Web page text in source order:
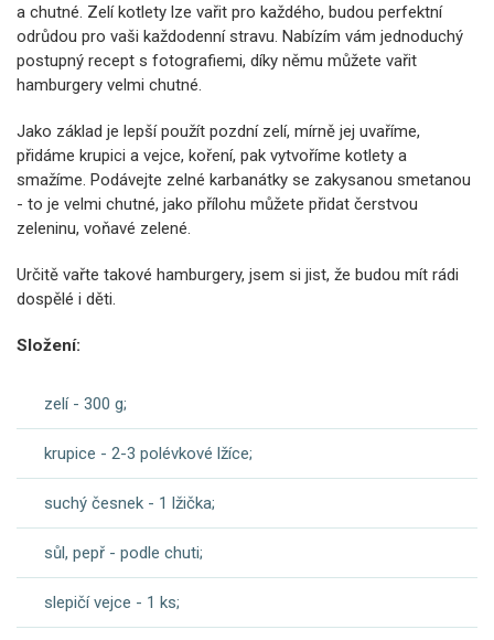
a chutné. Zelí kotlety lze vařit pro každého, budou perfektní
odrůdou pro vaši každodenní stravu. Nabízím vám jednoduchý
postupný recept s fotografiemi, díky němu můžete vařit
hamburgery velmi chutné.
Jako základ je lepší použít pozdní zelí, mírně jej uvaříme,
přidáme krupici a vejce, koření, pak vytvoříme kotlety a
smažíme. Podávejte zelné karbanátky se zakysanou smetanou
- to je velmi chutné, jako přílohu můžete přidat čerstvou
zeleninu, voňavé zelené.
Určitě vařte takové hamburgery, jsem si jist, že budou mít rádi
dospělé i děti.
Složení:
zelí - 300 g;
krupice - 2-3 polévkové lžíce;
suchý česnek - 1 lžička;
sůl, pepř - podle chuti;
slepičí vejce - 1 ks;